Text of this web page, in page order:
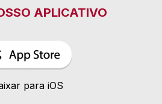
APLICATIVO
para iOS